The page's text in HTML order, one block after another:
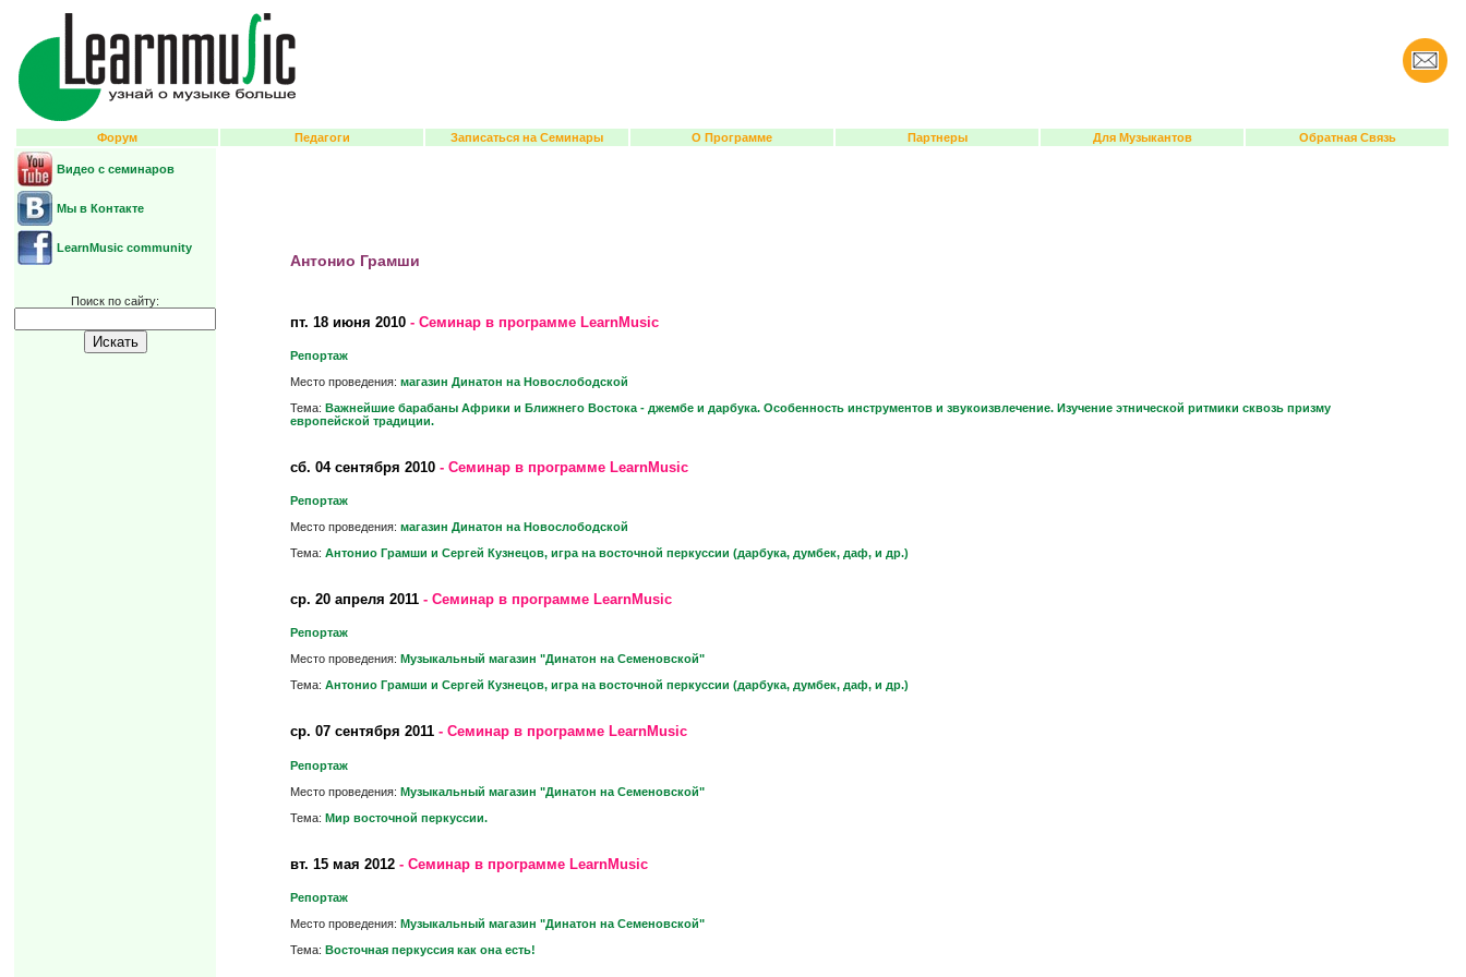
Форум Педагоги Записаться на Семинары О Программе Партнеры Для Музыкантов Обратная Связь
Видео с семинаров
Мы в Контакте
LearnMusic community
Поиск по сайту:
Антонио Грамши
пт. 18 июня 2010- Семинар в программе LearnMusic
Репортаж
Место проведения: магазин Динатон на Новослободской
Тема: Важнейшие барабаны Африки и Ближнего Востока - джембе и дарбука. Особенность инструментов и звукоизвлечение. Изучение этнической ритмики сквозь призму
европейской традиции.
сб. 04 сентября 2010- Семинар в программе LearnMusic
Репортаж
Место проведения: магазин Динатон на Новослободской
Тема: Антонио Грамши и Сергей Кузнецов, игра на восточной перкуссии (дарбука, думбек, даф, и др.)
ср. 20 апреля 2011- Семинар в программе LearnMusic
Репортаж
Место проведения: Музыкальный магазин "Динатон на Семеновской"
Тема: Антонио Грамши и Сергей Кузнецов, игра на восточной перкуссии (дарбука, думбек, даф, и др.)
ср. 07 сентября 2011- Семинар в программе LearnMusic
Репортаж
Место проведения: Музыкальный магазин "Динатон на Семеновской"
Тема: Мир восточной перкуссии.
вт. 15 мая 2012- Семинар в программе LearnMusic
Репортаж
Место проведения: Музыкальный магазин "Динатон на Семеновской"
Тема: Восточная перкуссия как она есть!